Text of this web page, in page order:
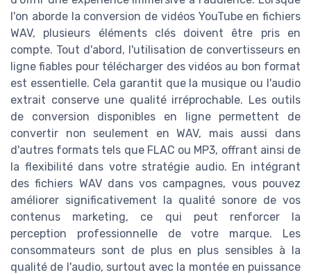
l'on aborde la conversion de vidéos YouTube en fichiers
WAV, plusieurs éléments clés doivent être pris en
compte. Tout d'abord, l'utilisation de convertisseurs en
ligne fiables pour télécharger des vidéos au bon format
est essentielle. Cela garantit que la musique ou l'audio
extrait conserve une qualité irréprochable. Les outils
de conversion disponibles en ligne permettent de
convertir non seulement en WAV, mais aussi dans
d'autres formats tels que FLAC ou MP3, offrant ainsi de
la flexibilité dans votre stratégie audio. En intégrant
des fichiers WAV dans vos campagnes, vous pouvez
améliorer significativement la qualité sonore de vos
contenus marketing, ce qui peut renforcer la
perception professionnelle de votre marque. Les
consommateurs sont de plus en plus sensibles à la
qualité de l'audio, surtout avec la montée en puissance